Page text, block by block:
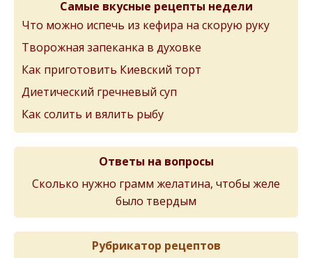
Самые вкусные рецепты недели
Что можно испечь из кефира на скорую руку
Творожная запеканка в духовке
Как приготовить Киевский торт
Диетический гречневый суп
Как солить и вялить рыбу
Ответы на вопросы
Сколько нужно грамм желатина, чтобы желе
было твердым
Рубрикатор рецептов